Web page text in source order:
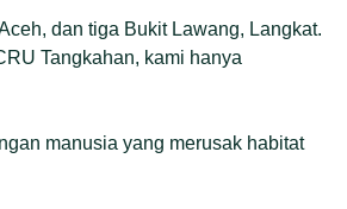
dan tiga Bukit Lawang, Langkat.
Tangkahan, kami hanya
manusia yang merusak habitat